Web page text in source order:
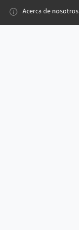
Acerca de nosotros